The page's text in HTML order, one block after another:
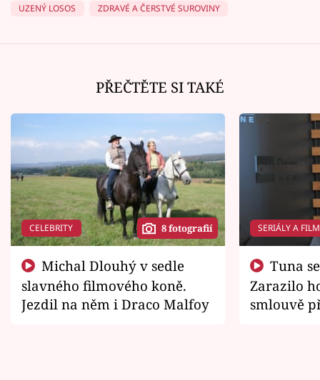
UZENÝ LOSOS ZDRAVÉ A ČERSTVÉ SUROVINY
PŘEČTĚTE SI TAKÉ
CELEBRITY 8 fotografií
slavného filmového koně.
Jezdil na něm i Draco Malfoy
SERIÁLY A
Zarazilo
smlouvě